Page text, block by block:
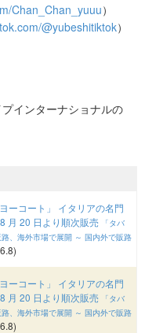
Chan_Chan_yuuu）
@yubeshitiktok）
インターナショナルの
ーコート」 イタリアの名門
月 20 日より順次販売 「タバ
、海外市場で展開 ～ 国内外で販路
ーコート」 イタリアの名門
月 20 日より順次販売 「タバ
、海外市場で展開 ～ 国内外で販路